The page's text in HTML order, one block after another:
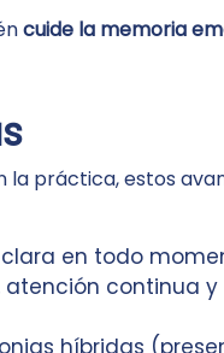
cuide la memoria
la práctica, estos
en todo
continua y
híbridas